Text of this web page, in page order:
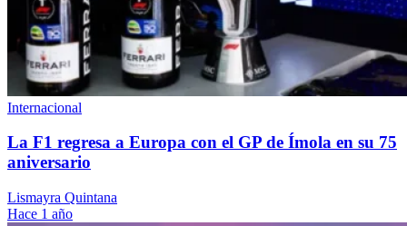
Internacional
La F1 regresa a Europa con el GP de Ímola en su 75
aniversario
Lismayra Quintana
Hace 1 año